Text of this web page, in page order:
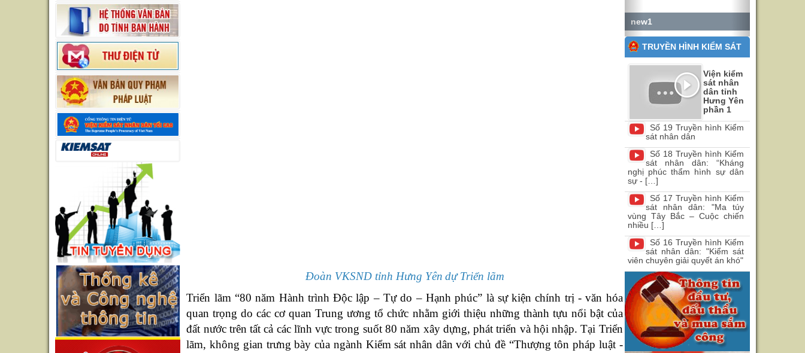
Đoàn VKSND tỉnh Hưng Yên dự Triển lãm
Triển lãm “80 năm Hành trình Độc lập – Tự do – Hạnh phúc” là sự kiện chính trị - văn hóa
quan trọng do các cơ quan Trung ương tổ chức nhằm giới thiệu những thành tựu nổi bật của
đất nước trên tất cả các lĩnh vực trong suốt 80 năm xây dựng, phát triển và hội nhập. Tại Triển
lãm, không gian trưng bày của ngành Kiểm sát nhân dân với chủ đề “Thượng tôn pháp luật -
new1
TRUYỀN HÌNH KIỂM SÁT
Viện kiểm
sát nhân
dân tỉnh
Hưng Yên
phần 1
Số 19 Truyền hình Kiểm
sát nhân dân
Số 18 Truyền hình Kiểm
sát nhân dân: “Kháng
nghị phúc thẩm hình sự dân
sự - […]
Số 17 Truyền hình Kiểm
sát nhân dân: "Ma túy
vùng Tây Bắc – Cuộc chiến
nhiều […]
Số 16 Truyền hình Kiểm
sát nhân dân: "Kiểm sát
viên chuyên giải quyết án khó"